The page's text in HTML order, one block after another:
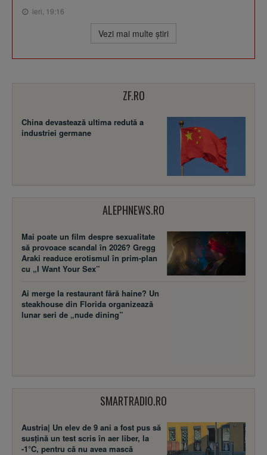
ieri, 19:16
Vezi mai multe ştiri
ZF.RO
China devastează ultima redută a
industriei germane
ALEPHNEWS.RO
Mai poate un film despre sexualitate
să provoace scandal în 2026? Gregg
Araki readuce erotismul în prim-plan
cu „I Want Your Sex”
Ai merge la restaurant fără haine? Un
steakhouse din Florida organizează
lunar seri de „nude dining”
SMARTRADIO.RO
Austria| Un elev de 9 ani a fost pus să
susţină un test scris în aer liber, la
-1°C, pentru că nu avea mască